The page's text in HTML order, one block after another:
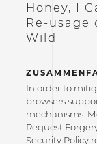
Honey, I
Re-usage
Wild
In order to
browsers
mechanisms.
Request
Security Policy